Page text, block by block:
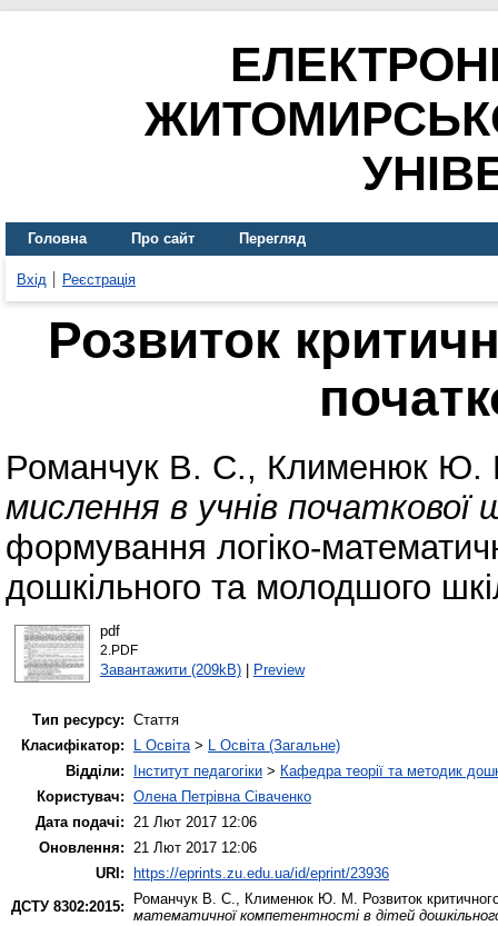
Головна Про сайт Перегляд
Вхід Реєстрація
Розвиток
Романчук В. С., Клименюк Ю.
мислення в учнів початкової
формування логіко-
дошкільного та молодшого
pdf
2.PDF
Завантажити (209kB)| Preview
Тип ресурсу: Стаття
Класифікатор:
L Освіта> L Освіта (Загальне)
Відділи:
Інститут педагогіки > Кафедра теорії та методик
Користувач: Олена Петрівна Сіваченко
Дата подачі: 21 Лют 2017 12:06
Оновлення: 21 Лют 2017 12:06
URI:
https://eprints.zu.edu.ua/id/eprint/23936
ДСТУ 8302:2015:
Романчук В. С., Клименюк Ю. М. Розвиток
математичної компетентності в дітей